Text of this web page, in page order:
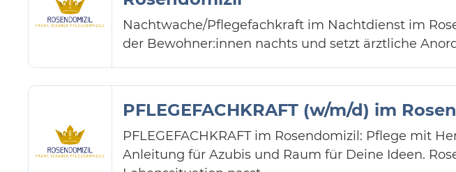
Nachtwache/Pflegefachkraft im Nachtdienst im
der Bewohner:innen nachts und setzt ärztliche
PFLEGEFACHKRAFT (w/m/d) im
PFLEGEFACHKRAFT im Rosendomizil: Pflege mit
Anleitung für Azubis und Raum für Deine Ideen.